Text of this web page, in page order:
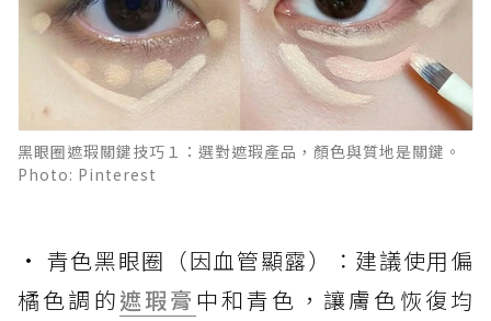
黑眼圈遮瑕關鍵技巧１：選對遮瑕產品，顏色與質地是關鍵。
Photo: Pinterest
• 青色黑眼圈（因血管顯露）：建議使用偏
橘色調的遮瑕膏 中和青色，讓膚色恢復均